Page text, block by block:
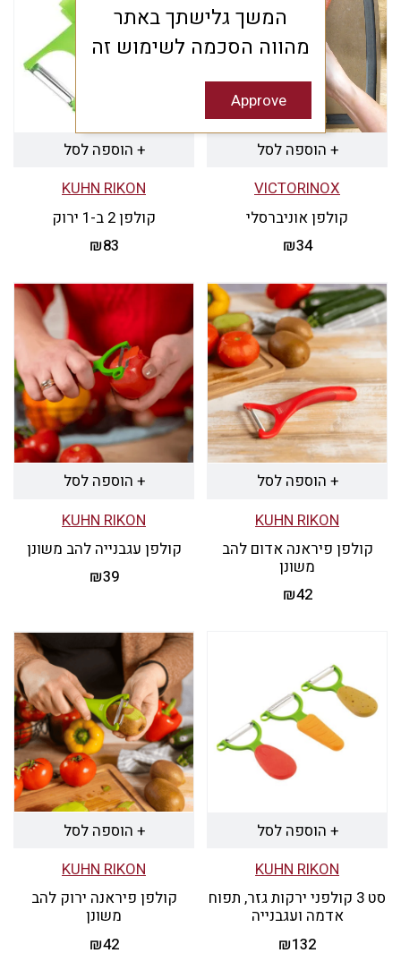
+ הוספה לסל
VICTORINOX
קולפן אוניברסלי
₪34
זה
יש
מספר
סוגים.
ניתן
לבחור
את
בעמוד
המוצר
+ הוספה לסל
KUHN RIKON
קולפן 2 ב-1 ירוק
₪83
+ הוספה לסל
KUHN RIKON
קולפן פיראנה אדום להב
משונן
₪42
+ הוספה לסל
KUHN RIKON
קולפן עגבנייה להב משונן
₪39
+ הוספה לסל
KUHN RIKON
סט 3 קולפני ירקות גזר, תפוח
אדמה ועגבנייה
₪132
+ הוספה לסל
KUHN RIKON
קולפן פיראנה ירוק להב
משונן
₪42
המשך גלישתך באתר
מהווה הסכמה לשימוש זה
Approve